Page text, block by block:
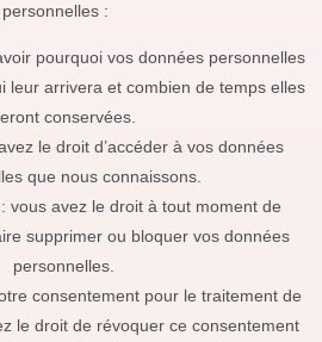
personnelles :
pourquoi vos données personnelles
leur arrivera et combien de temps elles
conservées.
le droit d’accéder à vos données
que nous connaissons.
vous avez le droit à tout moment de
supprimer ou bloquer vos données
personnelles.
consentement pour le traitement de
le droit de révoquer ce consentement